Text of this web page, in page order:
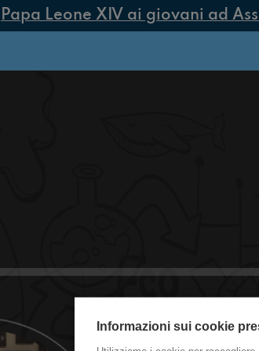
Leone XIV ai giovani ad
Informazioni sui cookie